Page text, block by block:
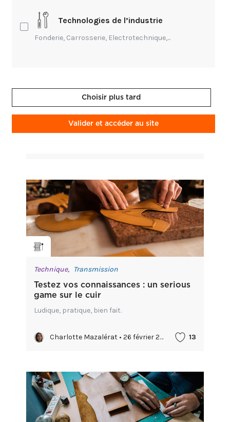
Ébéniste : créer autrement en
maîtrisant un second métier
Au contact des matières premières
transformées, des artisans collaborent avec
Technique, Transmission
Testez vos connaissances : un serious
game sur le cuir
Ludique, pratique, bien fait.
Charlotte Mazalérat • 26 février 2026 13
Technologies de l’industrie
Fonderie, Carrosserie, Electrotechnique,...
Choisir plus tard
Valider et accéder au site